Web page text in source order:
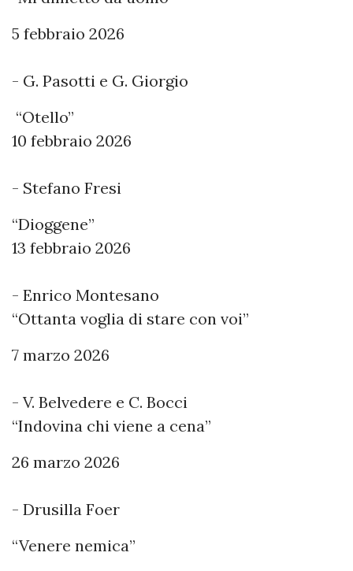
5 febbraio 2026
- G. Pasotti e G. Giorgio
“Otello”
10 febbraio 2026
- Stefano Fresi
“Dioggene”
13 febbraio 2026
- Enrico Montesano
“Ottanta voglia di stare con voi”
7 marzo 2026
- V. Belvedere e C. Bocci
“Indovina chi viene a cena”
26 marzo 2026
- Drusilla Foer
“Venere nemica”